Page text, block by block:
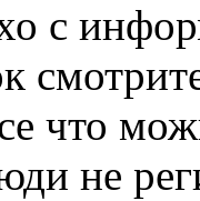
с
что
не